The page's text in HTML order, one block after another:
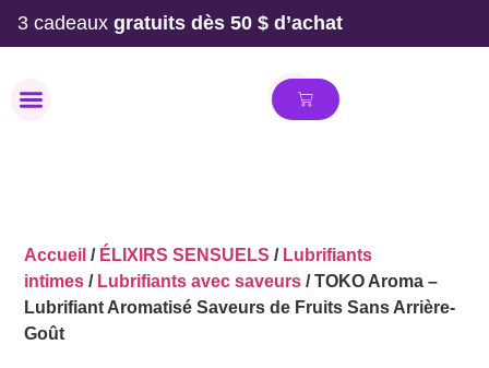
3 cadeaux gratuits dès 50 $ d’achat
Accueil / ÉLIXIRS SENSUELS / Lubrifiants
intimes / Lubrifiants avec saveurs / TOKO Aroma –
Lubrifiant Aromatisé Saveurs de Fruits Sans Arrière-
Goût